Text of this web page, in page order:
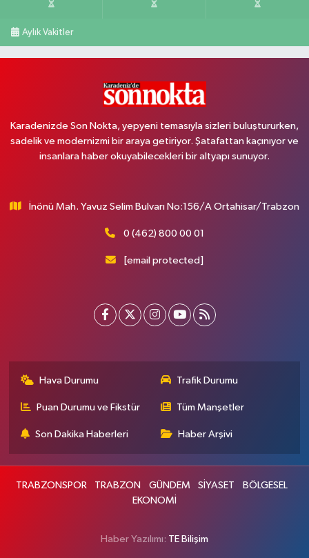
Aylık Vakitler
Karadenizde Son Nokta, yepyeni temasıyla sizleri buluştururken,
sadelik ve modernizmi bir araya getiriyor. Şatafattan kaçınıyor ve
insanlara haber okuyabilecekleri bir altyapı sunuyor.
İnönü Mah. Yavuz Selim Bulvarı No:156/A Ortahisar/Trabzon
0 (462) 800 00 01
[email protected]
Hava Durumu Trafik Durumu
Puan Durumu ve Fikstür Tüm Manşetler
Son Dakika Haberleri Haber Arşivi
TRABZONSPOR TRABZON GÜNDEM SİYASET
BÖLGESEL
EKONOMİ
Haber Yazılımı: TE Bilişim